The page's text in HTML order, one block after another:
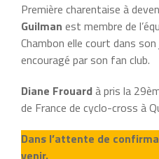
Première charentaise à
Guilman est membre de
Chambon elle court dans
encouragé par son fan club.
Diane Frouardà pris la
de France de cyclo-cross à
Dans l’attente de
venir.